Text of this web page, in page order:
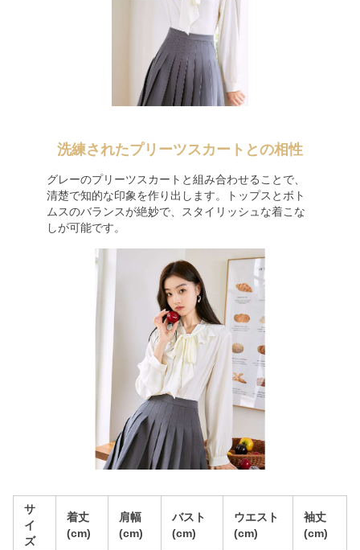
洗練されたプリーツスカートとの相性
グレーのプリーツスカートと組み合わせることで、
清楚で知的な印象を作り出します。トップスとボト
ムスのバランスが絶妙で、スタイリッシュな着こな
しが可能です。
サ
イ
ズ
着丈
(cm)
肩幅
(cm)
バスト
(cm)
ウエスト
(cm)
袖丈
(cm)